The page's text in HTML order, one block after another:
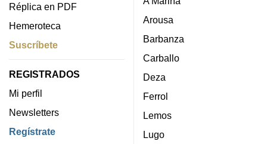
Réplica en PDF
Hemeroteca
Suscríbete
REGISTRADOS
Mi perfil
Newsletters
Regístrate
Arousa
Barbanza
Carballo
Deza
Ferrol
Lemos
Lugo